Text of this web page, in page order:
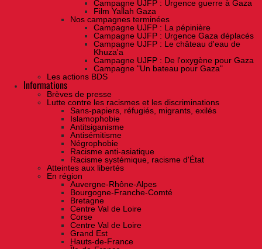
Campagne UJFP : Urgence guerre à Gaza
Film Yallah Gaza
Nos campagnes terminées
Campagne UJFP : La pépinière
Campagne UJFP : Urgence Gaza déplacés
Campagne UJFP : Le château d'eau de
Khuza'a
Campagne UJFP : De l'oxygène pour Gaza
Campagne "Un bateau pour Gaza"
Les actions BDS
Informations
Brèves de presse
Lutte contre les racismes et les discriminations
Sans-papiers, réfugiés, migrants, exilés
Islamophobie
Antitsiganisme
Antisémitisme
Négrophobie
Racisme anti-asiatique
Racisme systémique, racisme d'État
Atteintes aux libertés
En région
Auvergne-Rhône-Alpes
Bourgogne-Franche-Comté
Bretagne
Centre Val de Loire
Corse
Centre Val de Loire
Grand Est
Hauts-de-France